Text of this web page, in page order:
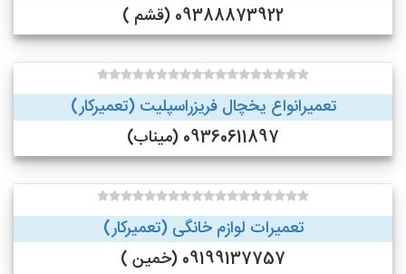
09388873922 (قشم )
تعمیرانواع یخچال فریزراسپلیت (تعمیرکار)
09360611897 (میناب)
تعمیرات لوازم خانگی (تعمیرکار)
09199137757 (خمین )